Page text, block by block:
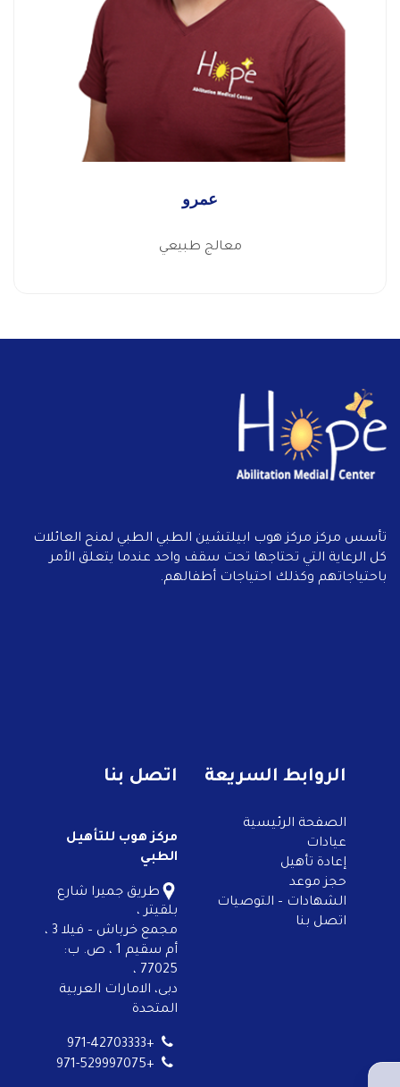
عمرو
معالج طبيعي
تأسس مركز مركز هوب ابيلتشين الطبي الطبي لمنح العائلات
كل الرعاية التي تحتاجها تحت سقف واحد عندما يتعلق الأمر
باحتياجاتهم وكذلك احتياجات أطفالهم.
الروابط السريعة
الصفحة الرئيسية
عيادات
إعادة تأهيل
حجز موعد
الشهادات – التوصيات
اتصل بنا
اتصل بنا
مركز هوب للتأهيل
الطبي
طريق جميرا شارع
بلقيتر ،
مجمع خرباش – فيلا 3 ،
أم سقيم 1 ، ص. ب:
77025 ،
دبى، الامارات العربية
المتحدة
+971-42703333
+971-529997075